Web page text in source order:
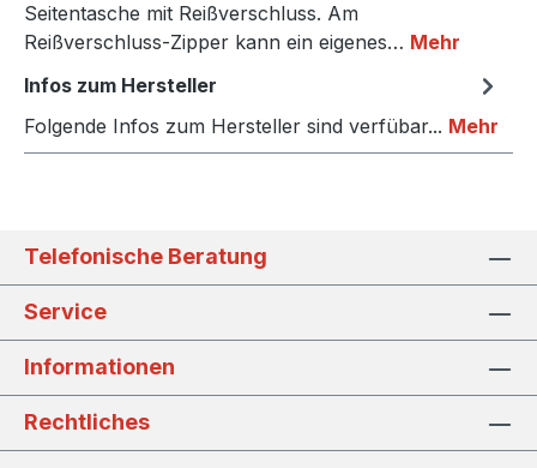
Seitentasche mit Reißverschluss. Am
Reißverschluss-Zipper kann ein eigenes… Mehr
Infos zum Hersteller
Folgende Infos zum Hersteller sind verfübar... Mehr
Telefonische Beratung
Service
Informationen
Rechtliches